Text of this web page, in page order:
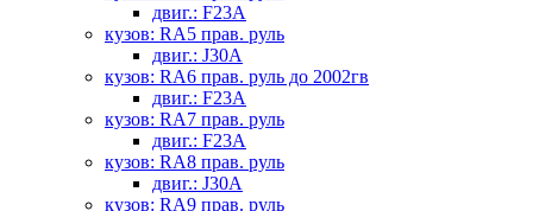
двиг.: F23A
кузов: RA5 прав. руль
двиг.: J30A
кузов: RA6 прав. руль до 2002гв
двиг.: F23A
кузов: RA7 прав. руль
двиг.: F23A
кузов: RA8 прав. руль
двиг.: J30A
кузов: RA9 прав. руль